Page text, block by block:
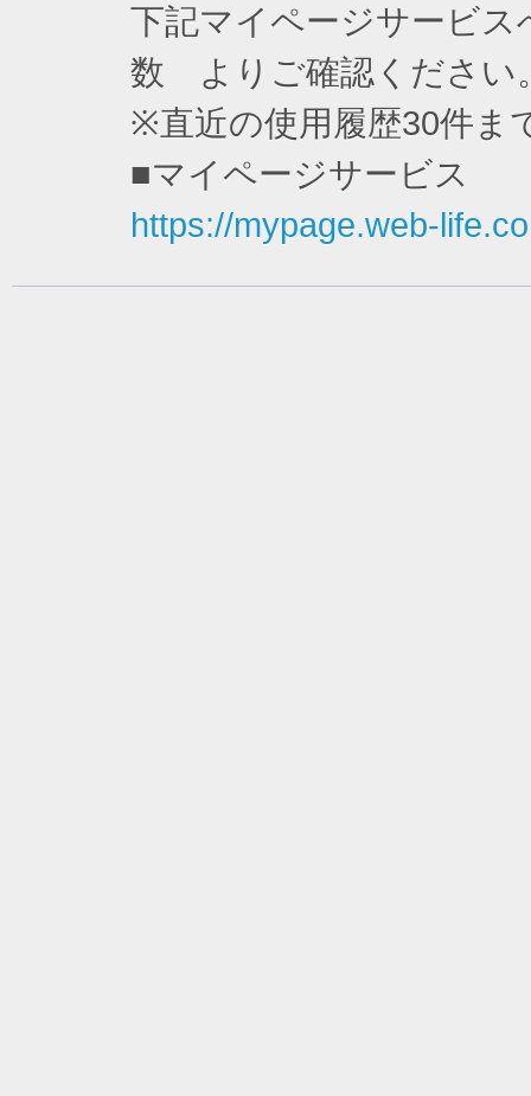
下記マイページサービ
数 よりご確認ください
※直近の使用履歴30件ま
■マイページサービス
https://mypage.web-